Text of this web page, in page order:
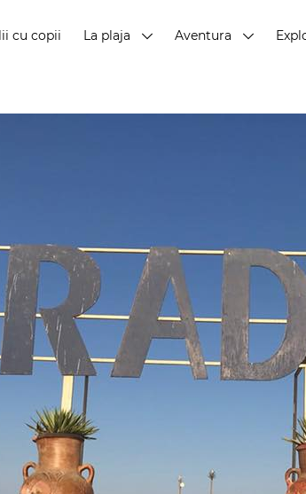
cu copii La plaja Aventura